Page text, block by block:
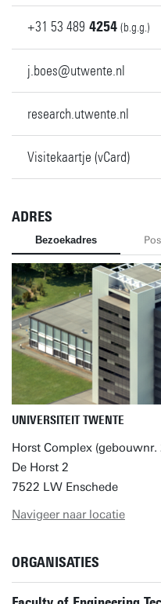
+31 53 489 4254 (b.g.g.)
j.boes@utwente.nl
research.utwente.nl
Visitekaartje (vCard)
ADRES
Bezoekadres
UNIVERSITEIT TWENTE
Horst Complex
De Horst 2
7522 LW Enschede
Navigeer naar locatie
ORGANISATIES